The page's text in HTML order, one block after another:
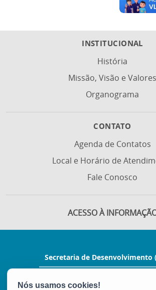
INSTITUCIONAL
História
Missão, Visão e Valores
Organograma
CONTATO
Agenda de Contatos
Local e Horário de
Fale Conosco
ACESSO À
Secretaria de Desenvolvimento
Enseada, 2º andar - Enseada do